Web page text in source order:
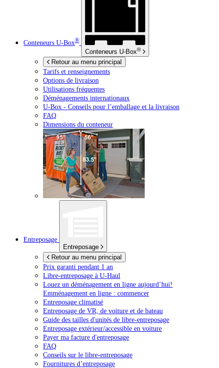
Conteneurs U-Box®
Conteneurs U-Box®
Retour au menu principal
Tarifs et renseignements
Options de livraison
Utilisations fréquentes
Déménagements internationaux
U-Box - Conseils pour l’emballage et la livraison
FAQ
Dimensions du conteneur
Entreposage
Entreposage
Retour au menu principal
Prix garanti pendant 1 an
Libre-entreposage à U-Haul
Louez un déménagement en ligne aujourd’hui!
Emménagement en ligne : commencer
Entreposage climatisé
Entreposage de VR, de voiture et de bateau
Guide des tailles d'unités de libre-entreposage
Entreposage extérieur/accessible en voiture
Payer ma facture d'entreposage
FAQ
Conseils sur le libre-entreposage
Fournitures d’entreposage